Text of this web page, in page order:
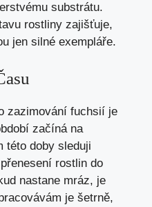
substrátu.
rostliny zajišťuje,
jen silné exempláře.
zazimování fuchsií je
začíná na
této doby sleduji
rostlin do
nastane mráz, je
je šetrně,